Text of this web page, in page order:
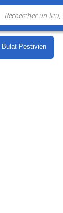
Bulat-Pestivien